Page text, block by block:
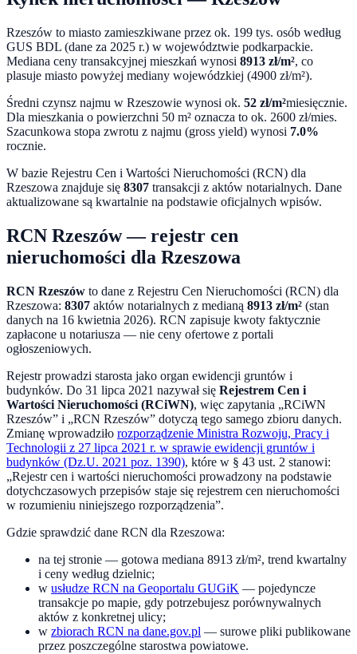
Rzeszów to miasto zamieszkiwane przez ok. 199 tys. osób według
GUS BDL (dane za 2025 r.) w województwie podkarpackie.
Mediana ceny transakcyjnej mieszkań wynosi 8913 zł/m², co
plasuje miasto powyżej mediany wojewódzkiej (4900 zł/m²).
Średni czynsz najmu w Rzeszowie wynosi ok. 52 zł/m²miesięcznie.
Dla mieszkania o powierzchni 50 m² oznacza to ok. 2600 zł/mies.
Szacunkowa stopa zwrotu z najmu (gross yield) wynosi 7.0%
rocznie.
W bazie Rejestru Cen i Wartości Nieruchomości (RCN) dla
Rzeszowa znajduje się 8307 transakcji z aktów notarialnych. Dane
aktualizowane są kwartalnie na podstawie oficjalnych wpisów.
RCN Rzeszów— rejestr cen
nieruchomości dla Rzeszowa
RCN Rzeszów to dane z Rejestru Cen Nieruchomości (RCN) dla
Rzeszowa: 8307 aktów notarialnych z medianą 8913 zł/m² (stan
danych na 16 kwietnia 2026). RCN zapisuje kwoty faktycznie
zapłacone u notariusza — nie ceny ofertowe z portali
ogłoszeniowych.
Rejestr prowadzi starosta jako organ ewidencji gruntów i
budynków. Do 31 lipca 2021 nazywał się Rejestrem Cen i
Wartości Nieruchomości (RCiWN), więc zapytania „RCiWN
Rzeszów” i „RCN Rzeszów” dotyczą tego samego zbioru danych.
Zmianę wprowadziło rozporządzenie Ministra Rozwoju, Pracy i
Technologii z 27 lipca 2021 r. w sprawie ewidencji gruntów i
budynków (Dz.U. 2021 poz. 1390), które w § 43 ust. 2 stanowi:
„Rejestr cen i wartości nieruchomości prowadzony na podstawie
dotychczasowych przepisów staje się rejestrem cen nieruchomości
w rozumieniu niniejszego rozporządzenia”.
Gdzie sprawdzić dane RCN dla Rzeszowa:
na tej stronie — gotowa mediana 8913 zł/m², trend kwartalny
i ceny według dzielnic;
w usłudze RCN na Geoportalu GUGiK — pojedyncze
transakcje po mapie, gdy potrzebujesz porównywalnych
aktów z konkretnej ulicy;
w zbiorach RCN na dane.gov.pl — surowe pliki publikowane
przez poszczególne starostwa powiatowe.